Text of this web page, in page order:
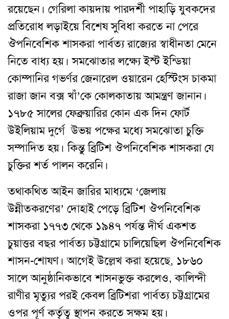
রয়েছেন। গেরিলা কায়দায় পারদর্শী পাহাড়ি যুবকদের
প্রতিরোধ লড়াইয়ে বিশেষ সুবিধা করতে না পেরে
ঔপনিবেশিক শাসকরা পার্বত্য রাজ্যের স্বাধীনতা মেনে
নিতে বাধ্য হয়। সমঝোতার লক্ষ্যে ইস্ট ইন্ডিয়া
কোম্পানির গভর্ণর জেনারেল ওয়ারেন হেস্টিংস চাকমা
রাজা জান বক্স খাঁ’কে কোলকাতায় আমন্ত্রণ জানান।
১৭৮৫ সালের ফেব্রুয়ারির কোন এক দিন ফোর্ট
উইলিয়াম দুর্গে উভয় পক্ষের মধ্যে সমঝোতা চুক্তি
সম্পাদিত হয়। কিন্তু ব্রিটিশ ঔপনিবেশিক শাসকরা যে
চুক্তির শর্ত পালন করেনি।
তথাকথিত আইন জারির মাধ্যমে ‘জেলায়
উন্নীতকরণের’ দোহাই পেড়ে ব্রিটিশ ঔপনিবেশিক
শাসকরা ১৭৭৩ থেকে ১৯৪৭ পর্যন্ত দীর্ঘ একশত
চুয়াত্তর বছর পার্বত্য চট্টগ্রামে চালিয়েছিল ঔপনিবেশিক
শাসন-শোষণ। আগেই উল্লেখ করা হয়েছে, ১৮৬০
সালে আনুষ্ঠানিকভাবে শাসনভুক্ত করলেও, কালিন্দী
রাণীর মৃত্যুর পরই কেবল ব্রিটিশরা পার্বত্য চট্টগ্রামের
ওপর পূর্ণ কর্তৃত্ব স্থাপন করতে সক্ষম হয়।